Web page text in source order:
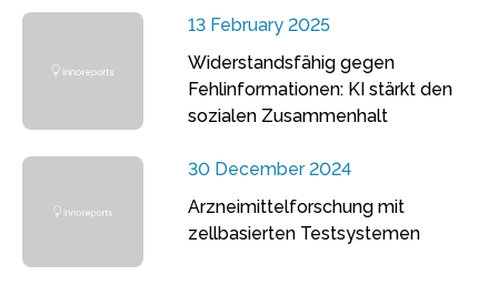
13 February 2025
Widerstandsfähig gegen
Fehlinformationen: KI stärkt den
sozialen Zusammenhalt
30 December 2024
Arzneimittelforschung mit
zellbasierten Testsystemen